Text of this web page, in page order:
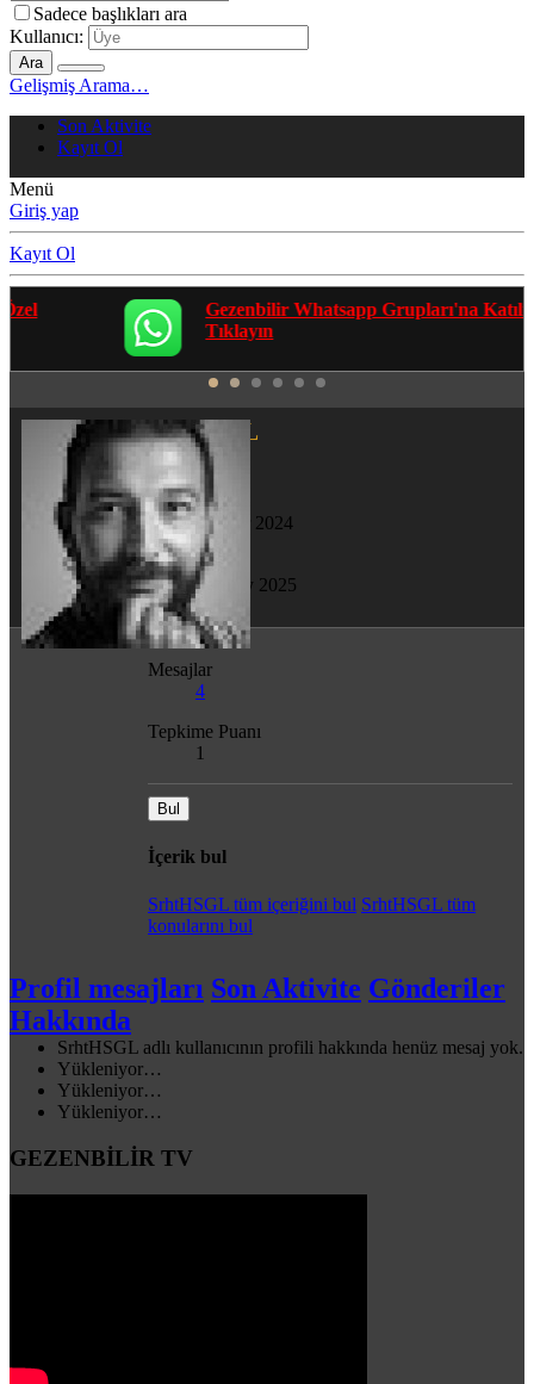
Sadece başlıkları ara
Kullanıcı:
Ara
Gelişmiş Arama…
Son Aktivite
Kayıt Ol
Menü
Giriş yap
Kayıt Ol
Gezenbilir Whatsapp Grupları'na Katılmak İçin
Tıklayın
SrhtHSGL
Yeni Üye
Katılım
14 Mar 2024
Son görülme
28 May 2025
Mesajlar
4
Tepkime Puanı
1
Bul
İçerik bul
SrhtHSGL tüm içeriğini bul SrhtHSGL tüm
konularını bul
Profil mesajları Son Aktivite Gönderiler
Hakkında
SrhtHSGL adlı kullanıcının profili hakkında henüz mesaj yok.
Yükleniyor…
Yükleniyor…
Yükleniyor…
GEZENBİLİR TV